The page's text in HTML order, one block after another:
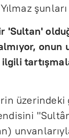
'Sultan'
onun